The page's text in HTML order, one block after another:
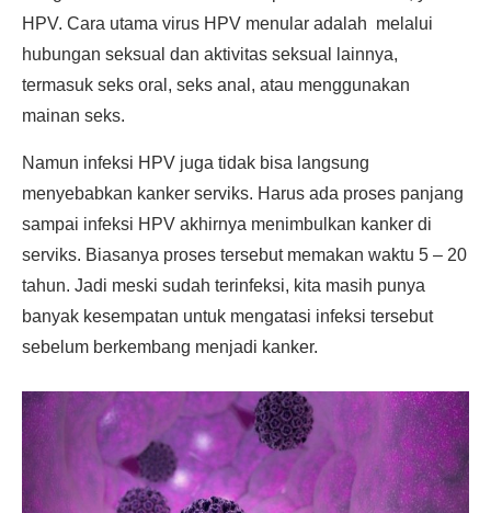
HPV. Cara utama virus HPV menular adalah melalui
hubungan seksual dan aktivitas seksual lainnya,
termasuk seks oral, seks anal, atau menggunakan
mainan seks.
Namun infeksi HPV juga tidak bisa langsung
menyebabkan kanker serviks. Harus ada proses panjang
sampai infeksi HPV akhirnya menimbulkan kanker di
serviks. Biasanya proses tersebut memakan waktu 5 – 20
tahun. Jadi meski sudah terinfeksi, kita masih punya
banyak kesempatan untuk mengatasi infeksi tersebut
sebelum berkembang menjadi kanker.